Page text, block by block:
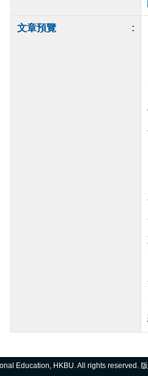
文章預覽 :
Education, HKBU. All rights reserved.